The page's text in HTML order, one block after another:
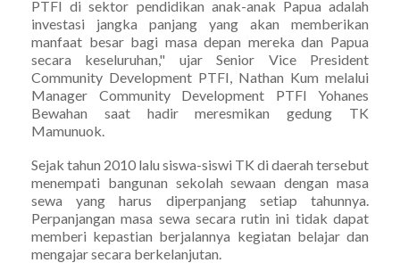
PTFI di sektor pendidikan anak-anak Papua adalah
investasi jangka panjang yang akan memberikan
manfaat besar bagi masa depan mereka dan Papua
secara keseluruhan," ujar Senior Vice President
Community Development PTFI, Nathan Kum melalui
Manager Community Development PTFI Yohanes
Bewahan saat hadir meresmikan gedung TK
Mamunuok.
Sejak tahun 2010 lalu siswa-siswi TK di daerah tersebut
menempati bangunan sekolah sewaan dengan masa
sewa yang harus diperpanjang setiap tahunnya.
Perpanjangan masa sewa secara rutin ini tidak dapat
memberi kepastian berjalannya kegiatan belajar dan
mengajar secara berkelanjutan.